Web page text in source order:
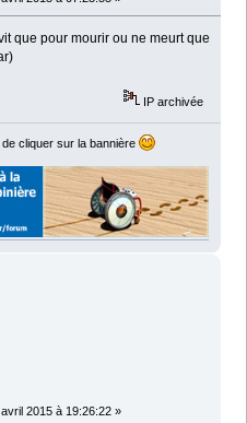
que pour mourir ou ne meurt que
IP archivée
de cliquer sur la bannière
2015 à 19:26:22 »